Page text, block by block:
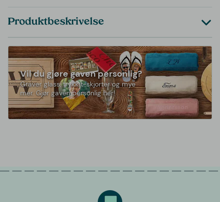
Produktbeskrivelse
Vil du gjøre gaven personlig?
Graver glass, trykk t-skjorter og mye
mer. Gjør gaven personlig her!